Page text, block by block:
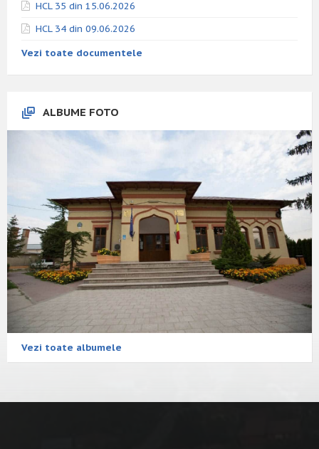
HCL 35 din 15.06.2026
HCL 34 din 09.06.2026
Vezi toate documentele
ALBUME FOTO
Vezi toate albumele